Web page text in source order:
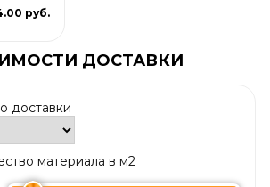
руб.
ДОСТАВКИ
доставки
материала в м2